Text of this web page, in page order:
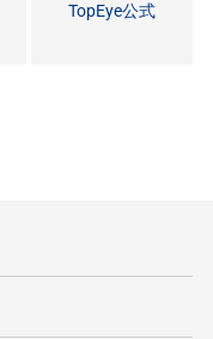
TopEye公式